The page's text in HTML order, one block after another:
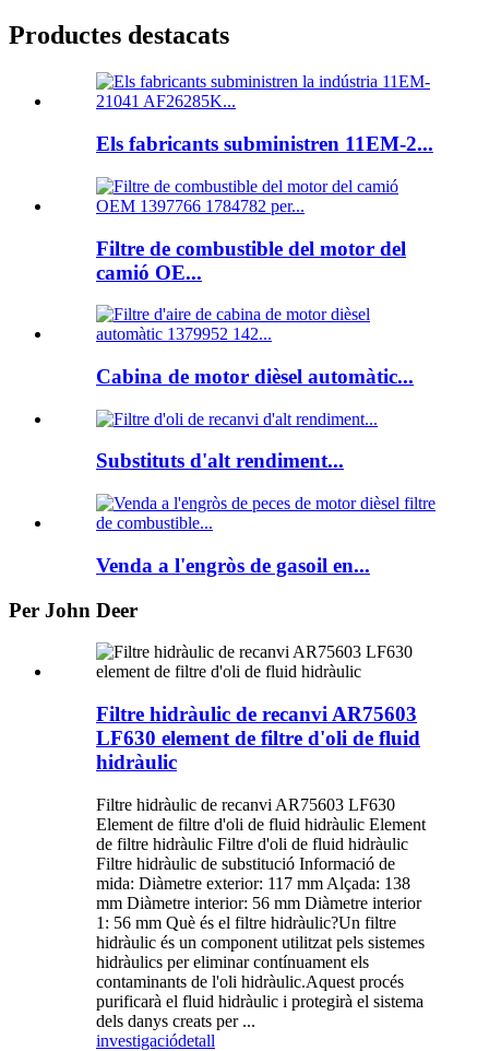
Productes destacats
Els fabricants subministren 11EM-2...
Filtre de combustible del motor del
camió OE...
Cabina de motor dièsel automàtic...
Substituts d'alt rendiment...
Venda a l'engròs de gasoil en...
Per John Deer
Filtre hidràulic de recanvi AR75603
LF630 element de filtre d'oli de fluid
hidràulic
Filtre hidràulic de recanvi AR75603 LF630
Element de filtre d'oli de fluid hidràulic Element
de filtre hidràulic Filtre d'oli de fluid hidràulic
Filtre hidràulic de substitució Informació de
mida: Diàmetre exterior: 117 mm Alçada: 138
mm Diàmetre interior: 56 mm Diàmetre interior
1: 56 mm Què és el filtre hidràulic?Un filtre
hidràulic és un component utilitzat pels sistemes
hidràulics per eliminar contínuament els
contaminants de l'oli hidràulic.Aquest procés
purificarà el fluid hidràulic i protegirà el sistema
dels danys creats per ...
investigaciódetall